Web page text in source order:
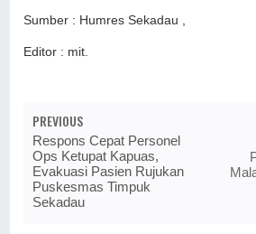
Sumber : Humres Sekadau ,
Editor : mit.
PREVIOUS
Respons Cepat Personel
Ops Ketupat Kapuas,
Evakuasi Pasien Rujukan
Puskesmas Timpuk
Sekadau